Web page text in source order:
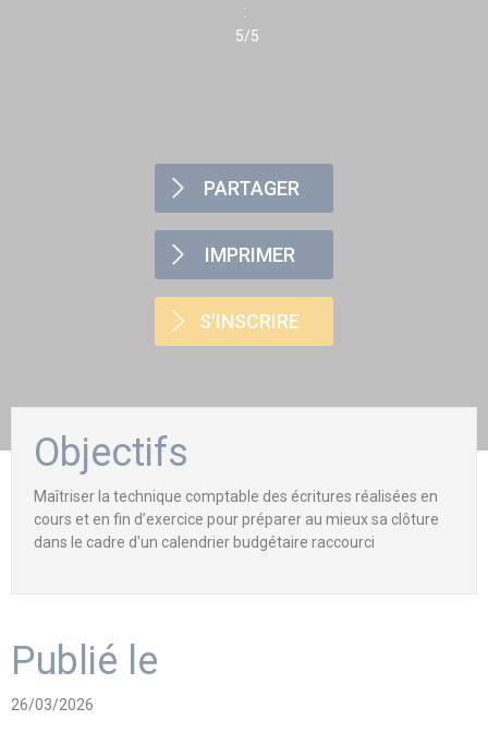
:
5/5
PARTAGER
IMPRIMER
S'INSCRIRE
Objectifs
Maîtriser la technique comptable des écritures réalisées en
cours et en fin d’exercice pour préparer au mieux sa clôture
dans le cadre d'un calendrier budgétaire raccourci
Publié le
26/03/2026